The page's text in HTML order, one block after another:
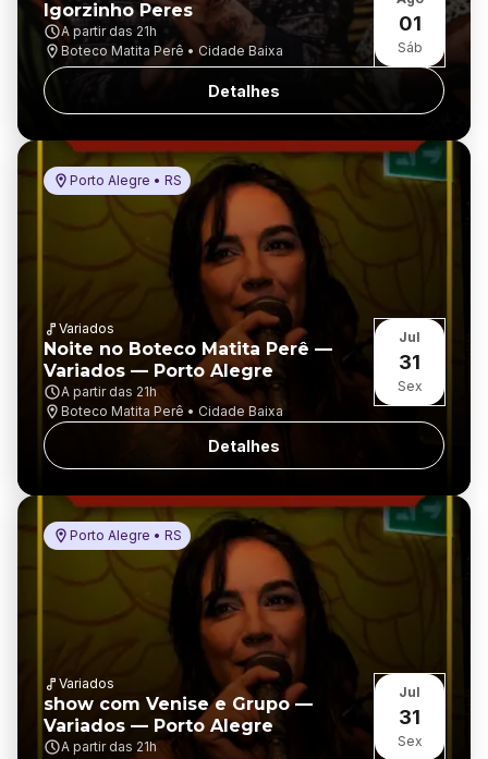
Igorzinho Peres
A partir das 21h
Boteco Matita Perê • Cidade Baixa
01
Sáb
Detalhes
Porto Alegre • RS
Variados
Noite no Boteco Matita Perê —
Variados — Porto Alegre
A partir das 21h
Boteco Matita Perê • Cidade Baixa
Jul
31
Sex
Detalhes
Porto Alegre • RS
Variados
show com Venise e Grupo —
Variados — Porto Alegre
A partir das 21h
Jul
31
Sex